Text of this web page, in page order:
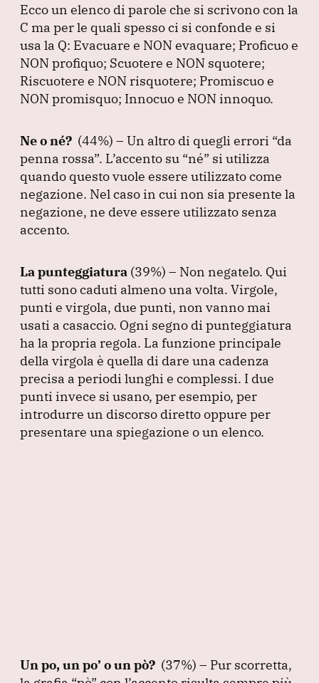
Ecco un elenco di parole che si scrivono con la
C ma per le quali spesso ci si confonde e si
usa la Q: Evacuare e NON evaquare; Proficuo e
NON profiquo; Scuotere e NON squotere;
Riscuotere e NON risquotere; Promiscuo e
NON promisquo; Innocuo e NON innoquo.
Ne o né? (44%) – Un altro di quegli errori “da
penna rossa”. L’accento su “né” si utilizza
quando questo vuole essere utilizzato come
negazione. Nel caso in cui non sia presente la
negazione, ne deve essere utilizzato senza
accento.
La punteggiatura (39%) – Non negatelo. Qui
tutti sono caduti almeno una volta. Virgole,
punti e virgola, due punti, non vanno mai
usati a casaccio. Ogni segno di punteggiatura
ha la propria regola. La funzione principale
della virgola è quella di dare una cadenza
precisa a periodi lunghi e complessi. I due
punti invece si usano, per esempio, per
introdurre un discorso diretto oppure per
presentare una spiegazione o un elenco.
Un po, un po’ o un pò? (37%) – Pur scorretta,